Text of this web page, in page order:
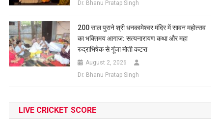
Dr. Bhanu Pratap Singh
200 साल पुराने श्री धनकामेश्वर मंदिर में सावन महोत्सव
का भक्तिमय आगाज: सत्यनारायण कथा और महा
रुद्राभिषेक से गूंजा मोती कटरा
August 2, 2026
Dr. Bhanu Pratap Singh
LIVE CRICKET SCORE